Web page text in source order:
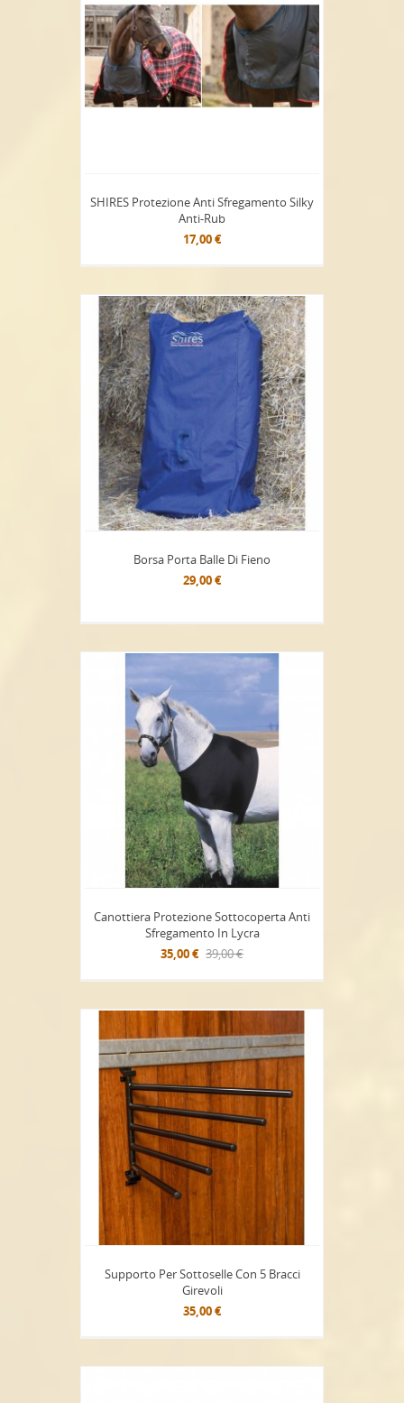
SHIRES Protezione Anti Sfregamento Silky
Anti-Rub
17,00 €
Borsa Porta Balle Di Fieno
29,00 €
Canottiera Protezione Sottocoperta Anti
Sfregamento In Lycra
35,00 € 39,00 €
Supporto Per Sottoselle Con 5 Bracci
Girevoli
35,00 €